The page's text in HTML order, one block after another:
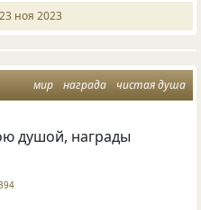
23 ноя 2023
мир награда чистая душа
душой, награды